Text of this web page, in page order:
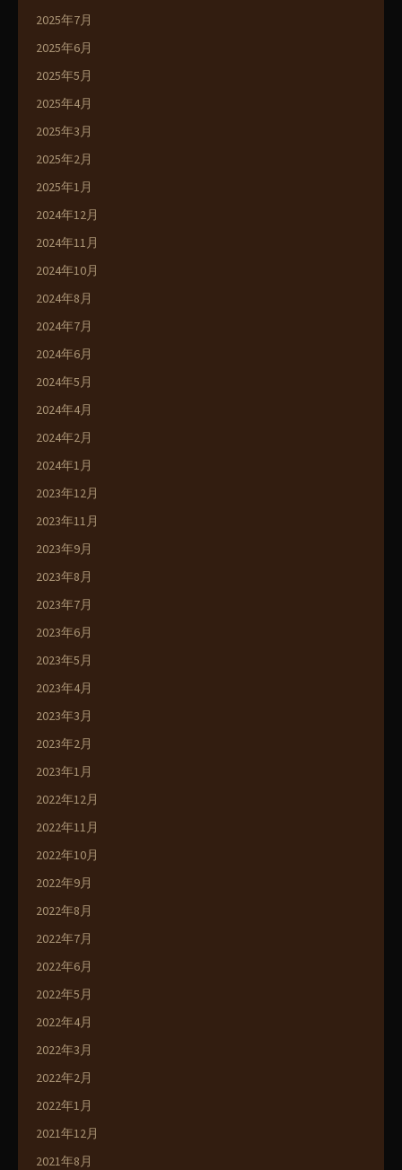
2025年7月
2025年6月
2025年5月
2025年4月
2025年3月
2025年2月
2025年1月
2024年12月
2024年11月
2024年10月
2024年8月
2024年7月
2024年6月
2024年5月
2024年4月
2024年2月
2024年1月
2023年12月
2023年11月
2023年9月
2023年8月
2023年7月
2023年6月
2023年5月
2023年4月
2023年3月
2023年2月
2023年1月
2022年12月
2022年11月
2022年10月
2022年9月
2022年8月
2022年7月
2022年6月
2022年5月
2022年4月
2022年3月
2022年2月
2022年1月
2021年12月
2021年8月